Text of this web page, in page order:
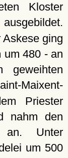
Kloster
ging
um 480 - an
Maixent-
Priester
nahm den
an. Unter
um 500